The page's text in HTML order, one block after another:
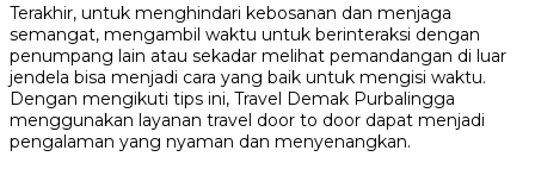
Terakhir, untuk menghindari kebosanan dan menjaga
semangat, mengambil waktu untuk berinteraksi dengan
penumpang lain atau sekadar melihat pemandangan di luar
jendela bisa menjadi cara yang baik untuk mengisi waktu.
Dengan mengikuti tips ini, Travel Demak Purbalingga
menggunakan layanan travel door to door dapat menjadi
pengalaman yang nyaman dan menyenangkan.